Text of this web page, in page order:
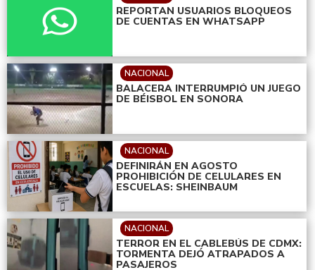
REPORTAN USUARIOS BLOQUEOS
DE CUENTAS EN WHATSAPP
NACIONAL
BALACERA INTERRUMPIÓ UN JUEGO
DE BÉISBOL EN SONORA
NACIONAL
DEFINIRÁN EN AGOSTO
PROHIBICIÓN DE CELULARES EN
ESCUELAS: SHEINBAUM
NACIONAL
TERROR EN EL CABLEBÚS DE CDMX:
TORMENTA DEJÓ ATRAPADOS A
PASAJEROS